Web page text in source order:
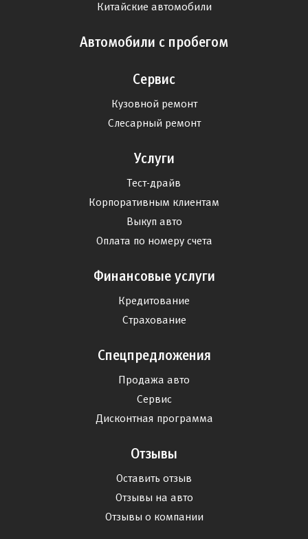
Китайские автомобили
Автомобили с пробегом
Сервис
Кузовной ремонт
Слесарный ремонт
Услуги
Тест-драйв
Корпоративным клиентам
Выкуп авто
Оплата по номеру счета
Финансовые услуги
Кредитование
Страхование
Спецпредложения
Продажа авто
Сервис
Дисконтная программа
Отзывы
Оставить отзыв
Отзывы на авто
Отзывы о компании